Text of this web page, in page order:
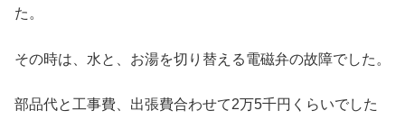
た。
その時は、水と、お湯を切り替える電磁弁の故障でした。
部品代と工事費、出張費合わせて2万5千円くらいでした